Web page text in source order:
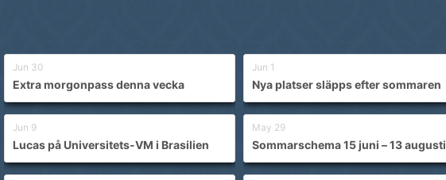
Jun 30
Extra morgonpass denna vecka
Jun 9
Lucas på Universitets-VM i Brasilien
Jun 1
Nya platser släpps efter sommaren
May 29
Sommarschema 15 juni – 13 augusti